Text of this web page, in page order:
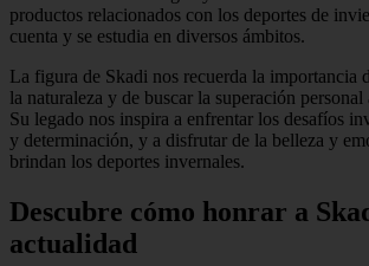
productos relacionados con los deportes de
cuenta y se estudia en diversos ámbitos.
La figura de Skadi nos recuerda la importancia
la naturaleza y de buscar la superación personal
Su legado nos inspira a enfrentar los desafíos
y determinación, y a disfrutar de la belleza y
brindan los deportes invernales.
Descubre cómo honrar a
actualidad